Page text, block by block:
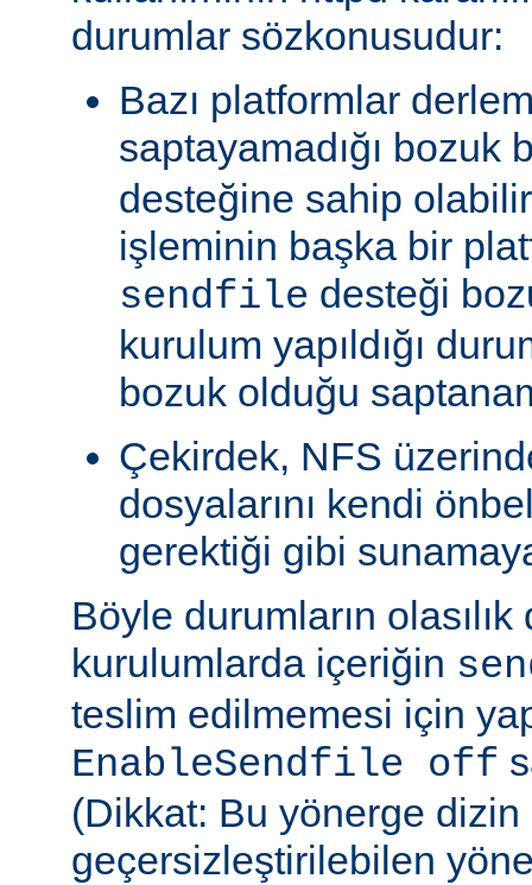
durumlar sözkonusudur:
Bazı platformlar
saptayamadığı bozuk
desteğine sahip
işleminin başka bir
sendfile desteği
kurulum yapıldığı
bozuk olduğu
Çekirdek, NFS
dosyalarını kendi
gerektiği gibi
Böyle durumların
kurulumlarda içeriğin
teslim edilmemesi için
EnableSendfile off
(Dikkat: Bu yönerge
geçersizleştirilebilen